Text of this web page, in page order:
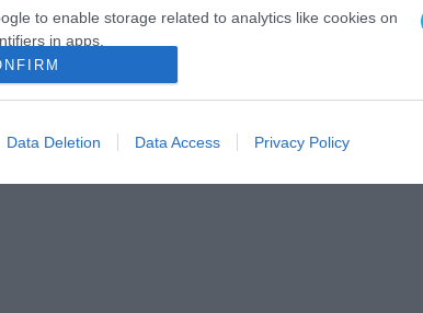
to enable storage related to analytics like cookies on
in apps.
to enable storage related to functionality of the website
to enable storage related to personalization.
Data Deletion Data Access Privacy Policy